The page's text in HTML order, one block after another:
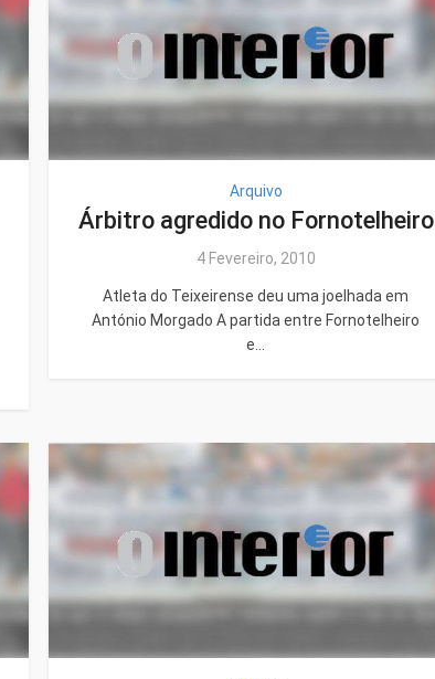
Arquivo
Árbitro agredido no Fornotelheiro
4 Fevereiro, 2010
Atleta do Teixeirense deu uma joelhada em
António Morgado A partida entre Fornotelheiro
e...